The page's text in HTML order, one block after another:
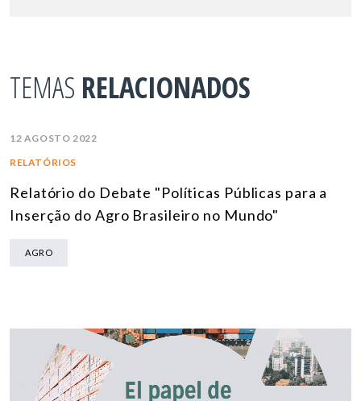
TEMAS RELACIONADOS
12 AGOSTO 2022
RELATÓRIOS
Relatório do Debate "Políticas Públicas para a
Inserção do Agro Brasileiro no Mundo"
AGRO